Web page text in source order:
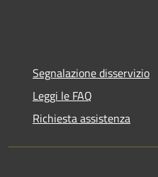
Segnalazione disservizio
Leggi le FAQ
Richiesta assistenza